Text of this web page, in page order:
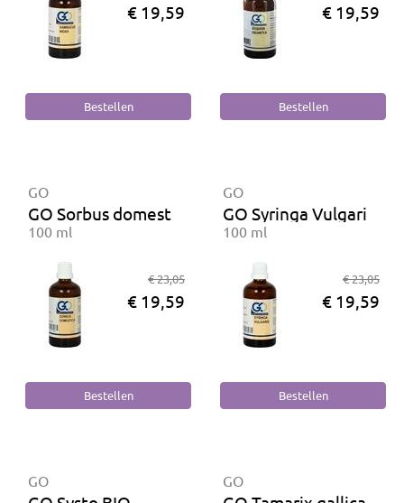
€ 19,59 € 19,59
GO
GO Sorbus domestica BIO
100 ml
€ 23,05
€ 19,59
GO
GO Syringa Vulgaris
100 ml
€ 23,05
€ 19,59
GO GO